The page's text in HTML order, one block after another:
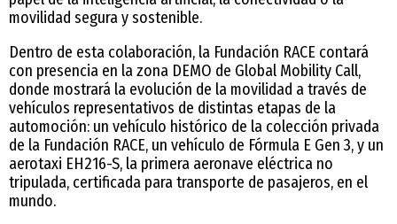
movilidad segura y sostenible.
Dentro de esta colaboración, la Fundación RACE contará
con presencia en la zona DEMO de Global Mobility Call,
donde mostrará la evolución de la movilidad a través de
vehículos representativos de distintas etapas de la
automoción: un vehículo histórico de la colección privada
de la Fundación RACE, un vehículo de Fórmula E Gen 3, y un
aerotaxi EH216-S, la primera aeronave eléctrica no
tripulada, certificada para transporte de pasajeros, en el
mundo.